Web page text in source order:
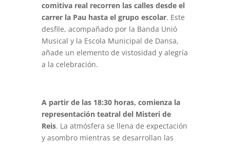
comitiva real recorren las calles desde el
carrer la Pau hasta el grupo escolar. Este
desfile, acompañado por la Banda Unió
Musical y la Escola Municipal de Dansa,
añade un elemento de vistosidad y alegría
a la celebración.
A partir de las 18:30 horas, comienza la
representación teatral del Misteri de
Reis. La atmósfera se llena de expectación
y asombro mientras se desarrollan las